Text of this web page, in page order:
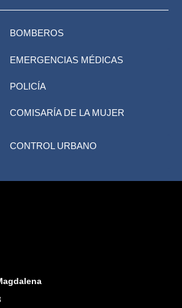
BOMBEROS
EMERGENCIAS MÉDICAS
POLICÍA
COMISARÍA DE LA MUJER
CONTROL URBANO